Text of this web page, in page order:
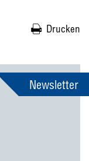
Drucken
Newsletter